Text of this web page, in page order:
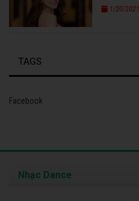
1/20/2021
TAGS
Facebook
Nhạc Dance